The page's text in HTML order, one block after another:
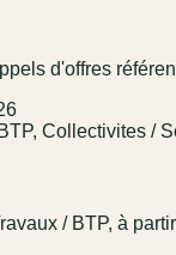
d'offres
Collectivites /
/ BTP, à